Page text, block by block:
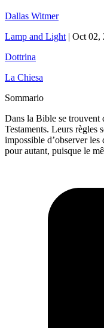
Dallas Witmer
Lamp and Light | Oct 02,
Dottrina
La Chiesa
Sommario
Dans la Bible se trouvent
Testaments. Leurs règles
impossible d’observer
pour autant, puisque le